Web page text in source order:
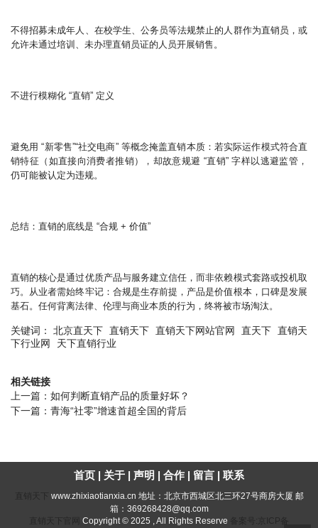
不得招募未成年人、在校学生、公务员等法规禁止的人群作为直销员，或
允许未通过培训、未办理直销员证的人员开展销售。
不进行模糊化 “直销” 定义
避免用 “新零售”“社交电商” 等概念掩盖直销本质：若实际运作模式符合直
销特征（如直接向消费者推销），却故意规避 “直销” 字样以逃避监管，
仍可能被认定为违规。
总结：直销的底线是 “合规 + 价值”
直销的核心是通过优质产品与服务建立信任，而非依赖模式套路或投机取
巧。从业者需始终牢记：合规是生存前提，产品是价值根本，口碑是发展
基石。任何背离法律、伦理与商业本质的行为，终将被市场淘汰。
关键词： 北京直天下 直销天下 直销天下网站官网 直天下 直销天
下行业网
天下直销行业
相关链接
上一篇： 如何判断直销产品的质量好坏？
下一篇： 青海“社零”增速首超全国的背后
首页 关于 声明 合作 留言 联系
www.zhixiaotianxia.cn 地址：北京市西城区北三环27号商房大厦 邮
箱：369268428@qq.com
直销天下官网
Copyright © 2025 , All Rights Reserve 备案号:京ICP备